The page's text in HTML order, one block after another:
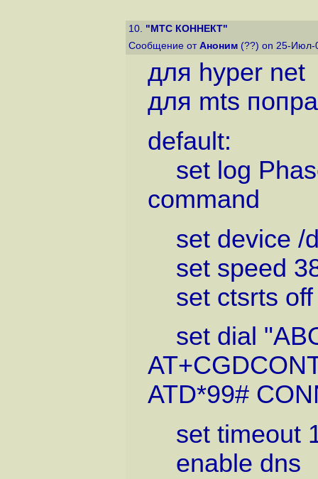
10. "МТС КОННЕКТ"
Сообщение от Аноним (??) on 25-
для hyper net
для mts
default:
set log
command
set device /
set speed
set ctsrts off
set dial
ATD*99#
set timeout
enable dns